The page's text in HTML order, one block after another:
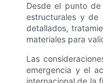
Desde el punto
estructurales y de
detallados,
materiales para
Las
emergencia y el